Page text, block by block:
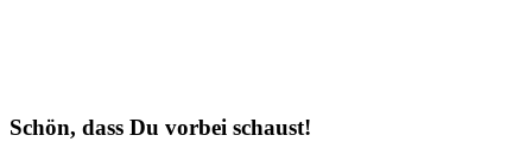
Schön, dass Du vorbei schaust!